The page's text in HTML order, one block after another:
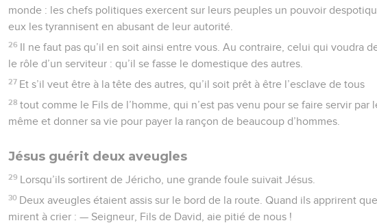
monde : les chefs politiques exercent sur leurs peuples un pouvoir
eux les tyrannisent en abusant de leur autorité.
26 Il ne faut pas qu’il en soit ainsi entre vous. Au contraire, celui qui voudra
le rôle d’un serviteur : qu’il se fasse le domestique des autres.
27 Et s’il veut être à la tête des autres, qu’il soit prêt à être l’esclave de tous
28 tout comme le Fils de l’homme, qui n’est pas venu pour se faire servir par
même et donner sa vie pour payer la rançon de beaucoup d’hommes.
Jésus guérit deux aveugles
29 Lorsqu’ils sortirent de Jéricho, une grande foule suivait Jésus.
30 Deux aveugles étaient assis sur le bord de la route. Quand ils apprirent
mirent à crier : — Seigneur, Fils de David, aie pitié de nous !